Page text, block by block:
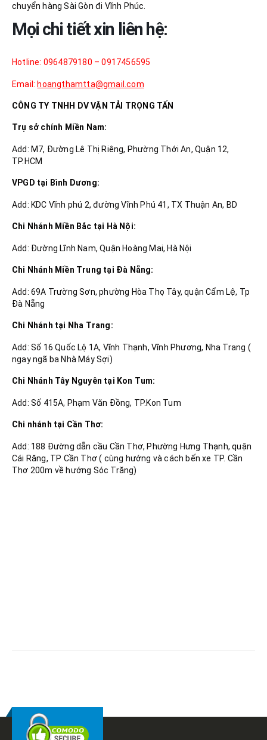
chuyển hàng Sài Gòn đi Vĩnh Phúc.
Mọi chi tiết xin liên hệ:
Hotline: 0964879180 – 0917456595
Email:hoangthamtta@gmail.com
CÔNG TY TNHH DV VẬN TẢI TRỌNG TẤN
Trụ sở chính Miền Nam:
Add: M7, Đường Lê Thị Riêng, Phường Thới An, Quận 12,
TP.HCM
VPGD tại Bình Dương:
Add: KDC Vĩnh phú 2, đường Vĩnh Phú 41, TX Thuận An, BD
Chi Nhánh Miền Bắc tại Hà Nội:
Add: Đường Lĩnh Nam, Quận Hoàng Mai, Hà Nội
Chi Nhánh Miền Trung tại Đà Nẵng:
Add: 69A Trường Sơn, phường Hòa Thọ Tây, quận Cẩm Lệ, Tp
Đà Nẵng
Chi Nhánh tại Nha Trang:
Add: Số 16 Quốc Lộ 1A, Vĩnh Thạnh, Vĩnh Phương, Nha Trang (
ngay ngã ba Nhà Máy Sợi)
Chi Nhánh Tây Nguyên tại Kon Tum:
Add: Số 415A, Phạm Văn Đồng, TP.Kon Tum
Chi nhánh tại Cần Thơ:
Add: 188 Đường dẫn cầu Cần Thơ, Phường Hưng Thạnh, quận
Cái Răng, TP Cần Thơ ( cùng hướng và cách bến xe TP. Cần
Thơ 200m về hướng Sóc Trăng)